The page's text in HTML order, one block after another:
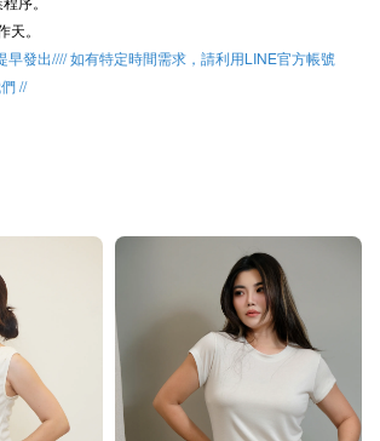
。
早發出//// 如有特定時間需求，請利用LINE官方帳號
//